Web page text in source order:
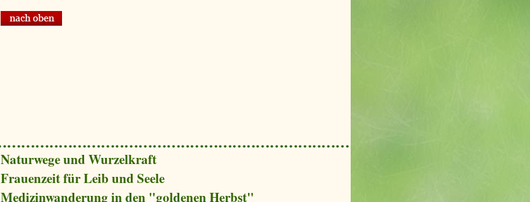
Naturwege und Wurzelkraft
Frauenzeit für Leib und Seele
Medizinwanderung in den "goldenen Herbst"